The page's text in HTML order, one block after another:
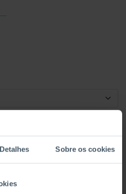
Detalhes Sobre os cookies